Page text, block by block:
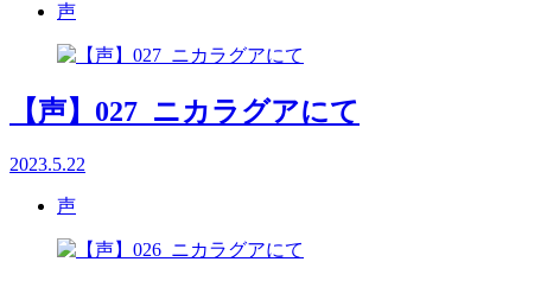
声
【声】027_ニカラグアにて
2023.5.22
声